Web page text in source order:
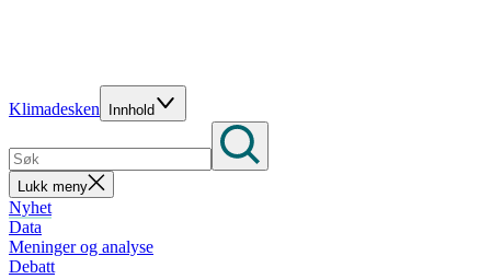
Klimadesken Innhold
Lukk meny
Nyhet
Data
Meninger og analyse
Debatt